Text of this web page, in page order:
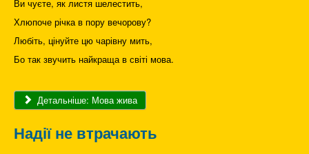
Ви чуєте, як листя шелестить,
Хлюпоче річка в пору вечорову?
Любіть, цінуйте цю чарівну мить,
Бо так звучить найкраща в світі мова.
Детальніше: Мова жива
Надії не втрачають